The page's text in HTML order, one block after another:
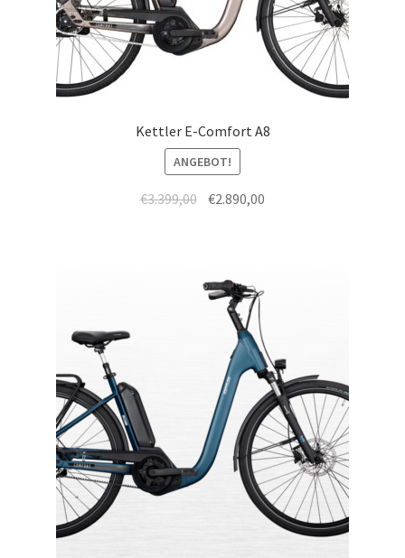
Kettler E-Comfort A8
ANGEBOT!
€3.399,00 €2.890,00